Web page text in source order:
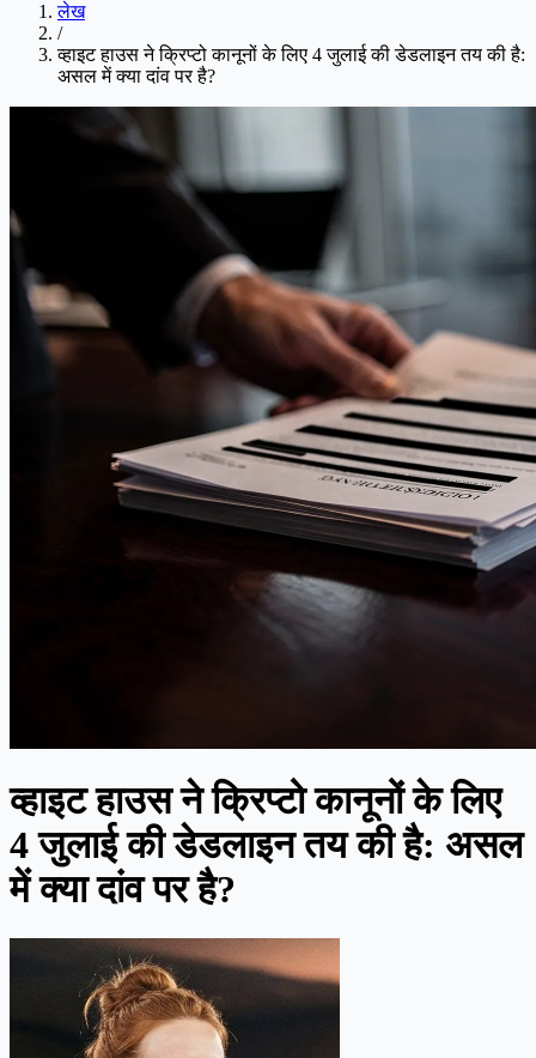
लेख
/
व्हाइट हाउस ने क्रिप्टो कानूनों के लिए 4 जुलाई की डेडलाइन तय की है:
असल में क्या दांव पर है?
व्हाइट हाउस ने क्रिप्टो कानूनों के लिए
4 जुलाई की डेडलाइन तय की है: असल
में क्या दांव पर है?